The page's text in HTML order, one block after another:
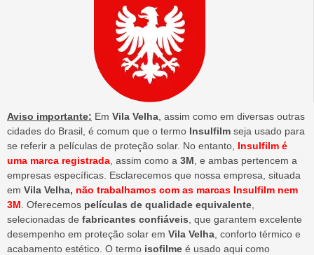
Aviso importante: Em Vila Velha , assim como em diversas outras
cidades do Brasil, é comum que o termo Insulfilm seja usado para
se referir a películas de proteção solar. No entanto, Insulfilm é
uma marca registrada , assim como a 3M , e ambas pertencem a
empresas específicas. Esclarecemos que nossa empresa, situada
em Vila Velha, não trabalhamos com as marcas Insulfilm nem
3M . Oferecemos películas de qualidade equivalente
selecionadas de fabricantes confiáveis , que garantem excelente
desempenho em proteção solar em Vila Velha , conforto térmico e
acabamento estético. O termo isofilme é usado aqui como